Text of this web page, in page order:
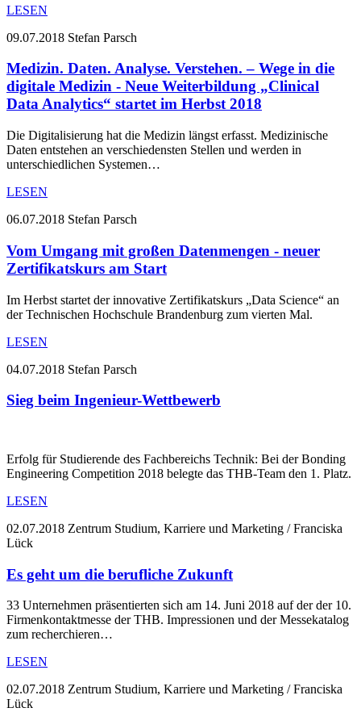
LESEN
09.07.2018 Stefan Parsch
Medizin. Daten. Analyse. Verstehen. – Wege in die
digitale Medizin - Neue Weiterbildung „Clinical
Data Analytics“ startet im Herbst 2018
Die Digitalisierung hat die Medizin längst erfasst. Medizinische
Daten entstehen an verschiedensten Stellen und werden in
unterschiedlichen Systemen…
LESEN
06.07.2018 Stefan Parsch
Vom Umgang mit großen Datenmengen - neuer
Zertifikatskurs am Start
Im Herbst startet der innovative Zertifikatskurs „Data Science“ an
der Technischen Hochschule Brandenburg zum vierten Mal.
LESEN
04.07.2018 Stefan Parsch
Sieg beim Ingenieur-Wettbewerb
Erfolg für Studierende des Fachbereichs Technik: Bei der Bonding
Engineering Competition 2018 belegte das THB-Team den 1. Platz.
LESEN
02.07.2018 Zentrum Studium, Karriere und Marketing / Franciska
Lück
Es geht um die berufliche Zukunft
33 Unternehmen präsentierten sich am 14. Juni 2018 auf der der 10.
Firmenkontaktmesse der THB. Impressionen und der Messekatalog
zum recherchieren…
LESEN
02.07.2018 Zentrum Studium, Karriere und Marketing / Franciska
Lück